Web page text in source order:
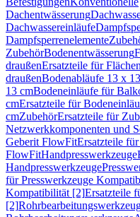
Dachentwässerung
Dachwassereinläufe
Dampfsperrenelemente
ZubehörBodenentwässerung
draußenErsatzteile für
draußenBodenabläufe 13 x
13 cmBodeneinläufe für
cmErsatzteile für
cmZubehörErsatzteile für
Netzwerkkomponenten und
Geberit FlowFitErsatzteile
FlowFitHandpresswerkzeuge
Handpresswerkzeuge
für Presswerkzeuge
Kompatibilität [2]Ersatzteile
[2]